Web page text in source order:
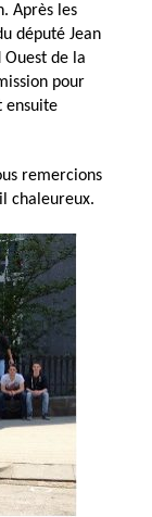
Après les
député Jean
de la
pour
ensuite
remercions
chaleureux.